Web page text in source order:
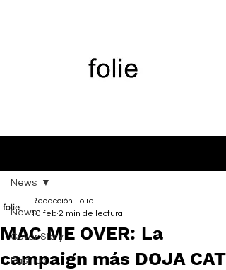
News
Cover Story
Fashion
News
MAC ME OVER: La
campaign más DOJA CAT
Redacción Folie
10 feb 2 min de lectura